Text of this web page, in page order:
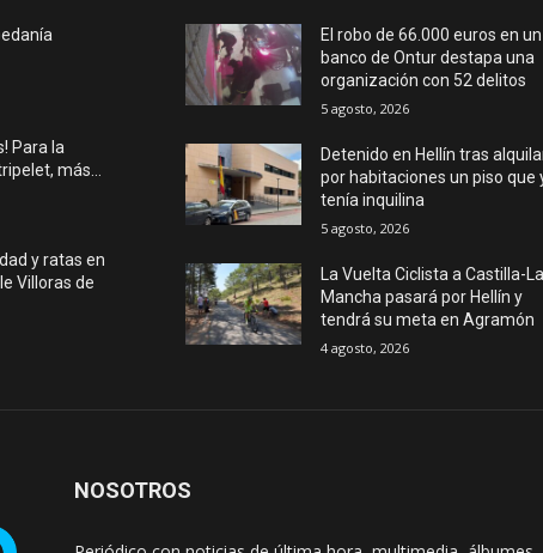
Para la
más…
y ratas en
Villoras de
El robo de 66.000 euros en un
banco de Ontur destapa una
organización con 52 delitos
5 agosto, 2026
Detenido en Hellín tras
por habitaciones un piso que
tenía inquilina
5 agosto, 2026
La Vuelta Ciclista a Castilla-La
Mancha pasará por Hellín y
tendrá su meta en Agramón
4 agosto, 2026
NOSOTROS